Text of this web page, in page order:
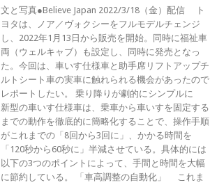
文と写真●Believe Japan 2022/3/18（金）配信 ト
ヨタは、ノア／ヴォクシーをフルモデルチェンジ
し、2022年1月13日から販売を開始。同時に福祉車
両（ウェルキャブ）も設定し、同時に発売となっ
た。今回は、車いす仕様車と助手席リフトアップチ
ルトシート車の実車に触れられる機会があったので
レポートしたい。 乗り降りが劇的にシンプルに
新型の車いす仕様車は、乗車から車いすを固定する
までの動作を徹底的に簡略化することで、操作手順
がこれまでの「8回から3回に」、かかる時間を
「120秒から60秒に」半減させている。具体的には
以下の3つのポイントによって、手間と時間を大幅
に節約している。 「車高調整の自動化」 これま